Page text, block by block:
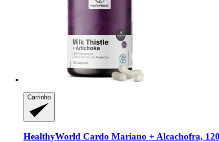
Carrinho
HealthyWorld Cardo Mariano + Alcachofra,